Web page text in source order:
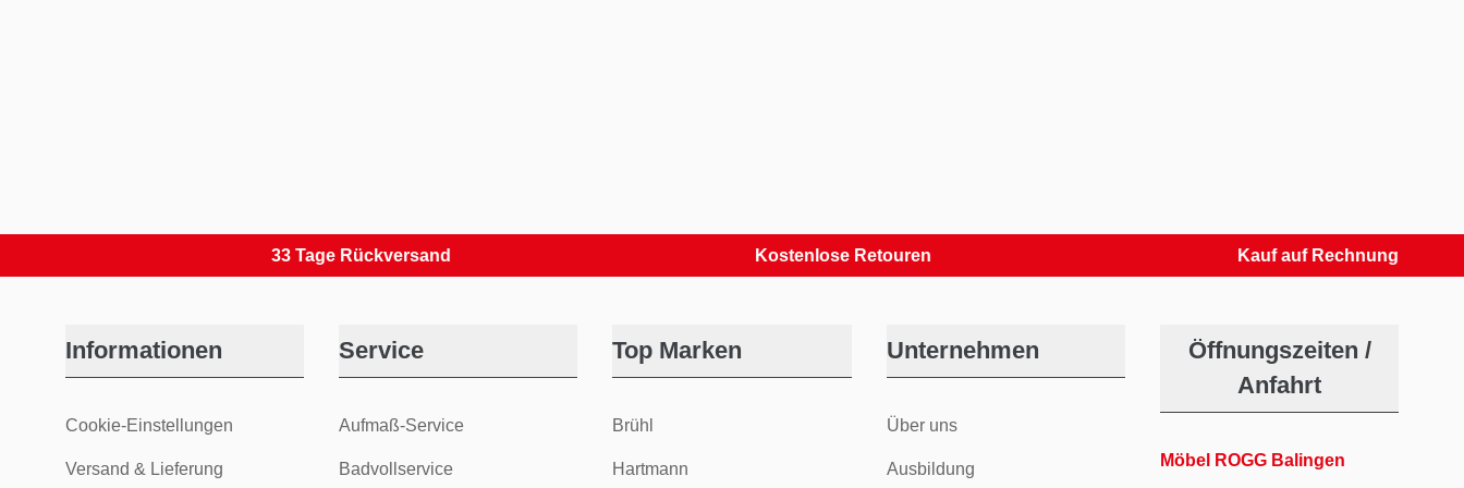
33 Tage Rückversand Kostenlose Retouren Kauf auf Rechnung
Informationen
Cookie-Einstellungen
Versand & Lieferung
Service
Aufmaß-Service
Badvollservice
Top Marken
Brühl
Hartmann
Unternehmen
Über uns
Ausbildung
Öffnungszeiten /
Anfahrt
Möbel ROGG Balingen